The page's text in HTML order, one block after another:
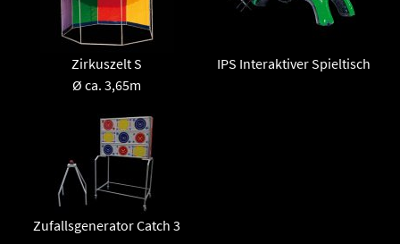
Zirkuszelt S
Ø ca. 3,65m
IPS Interaktiver Spieltisch
Zufallsgenerator Catch 3